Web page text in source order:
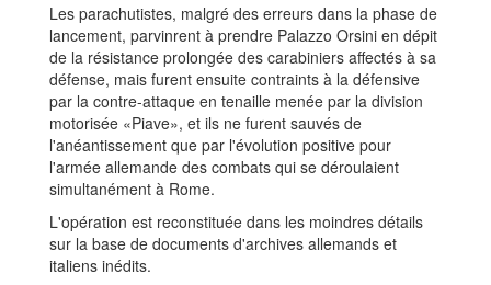
Les parachutistes, malgré des erreurs dans la phase de
lancement, parvinrent à prendre Palazzo Orsini en dépit
de la résistance prolongée des carabiniers affectés à sa
défense, mais furent ensuite contraints à la défensive
par la contre-attaque en tenaille menée par la division
motorisée «Piave», et ils ne furent sauvés de
l'anéantissement que par l'évolution positive pour
l'armée allemande des combats qui se déroulaient
simultanément à Rome.
L'opération est reconstituée dans les moindres détails
sur la base de documents d'archives allemands et
italiens inédits.